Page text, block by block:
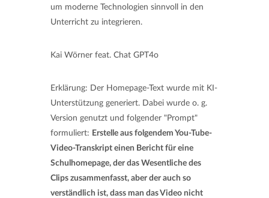
um moderne Technologien sinnvoll in den
Unterricht zu integrieren.
Kai Wörner feat. Chat GPT4o
Erklärung: Der Homepage-Text wurde mit KI-
Unterstützung generiert. Dabei wurde o. g.
Version genutzt und folgender "Prompt"
formuliert: Erstelle aus folgendem You-Tube-
Video-Transkript einen Bericht für eine
Schulhomepage, der das Wesentliche des
Clips zusammenfasst, aber der auch so
verständlich ist, dass man das Video nicht